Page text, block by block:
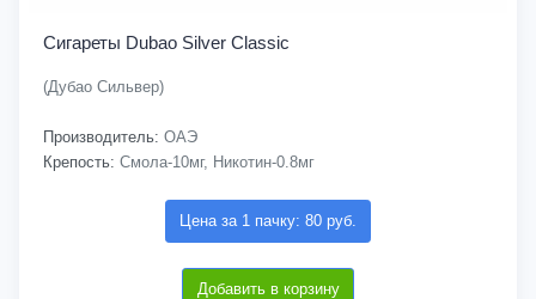
Сигареты Dubao Silver Classic
(Дубао Сильвер)
Производитель: ОАЭ
Крепость: Смола-10мг, Никотин-0.8мг
Цена за 1 пачку: 80 руб.
Добавить в корзину